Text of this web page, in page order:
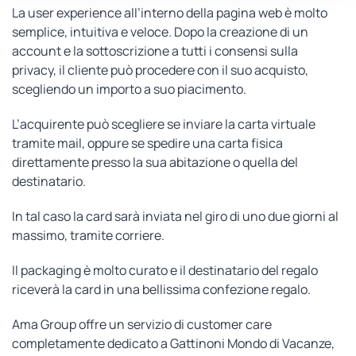
La user experience all’interno della pagina web è molto
semplice, intuitiva e veloce. Dopo la creazione di un
account e la sottoscrizione a tutti i consensi sulla
privacy, il cliente può procedere con il suo acquisto,
scegliendo un importo a suo piacimento.
L’acquirente può scegliere se inviare la carta virtuale
tramite mail, oppure se spedire una carta fisica
direttamente presso la sua abitazione o quella del
destinatario.
In tal caso la card sarà inviata nel giro di uno due giorni al
massimo, tramite corriere.
Il packaging è molto curato e il destinatario del regalo
riceverà la card in una bellissima confezione regalo.
Ama Group offre un servizio di customer care
completamente dedicato a Gattinoni Mondo di Vacanze,